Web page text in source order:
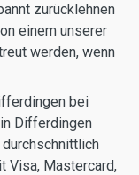
zurücklehnen
einem unserer
werden, wenn
bei
Differdingen
Visa, Mastercard,